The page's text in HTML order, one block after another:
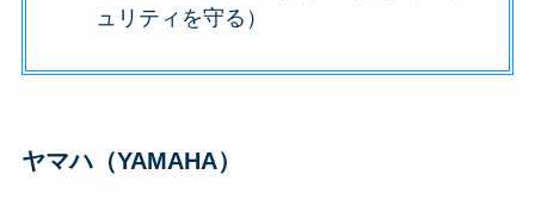
ュリティを守る）
ヤマハ（YAMAHA）